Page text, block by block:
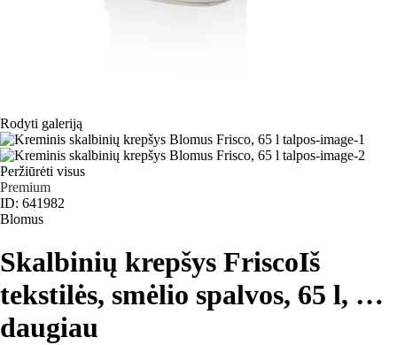
Rodyti galeriją
Peržiūrėti visus
Premium
ID: 641982
Blomus
Skalbinių krepšys FriscoIš
tekstilės, smėlio spalvos, 65 l, …
daugiau